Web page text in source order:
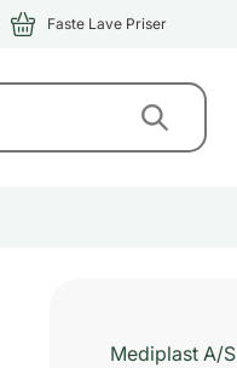
Faste Lave Priser
Mediplast A/S